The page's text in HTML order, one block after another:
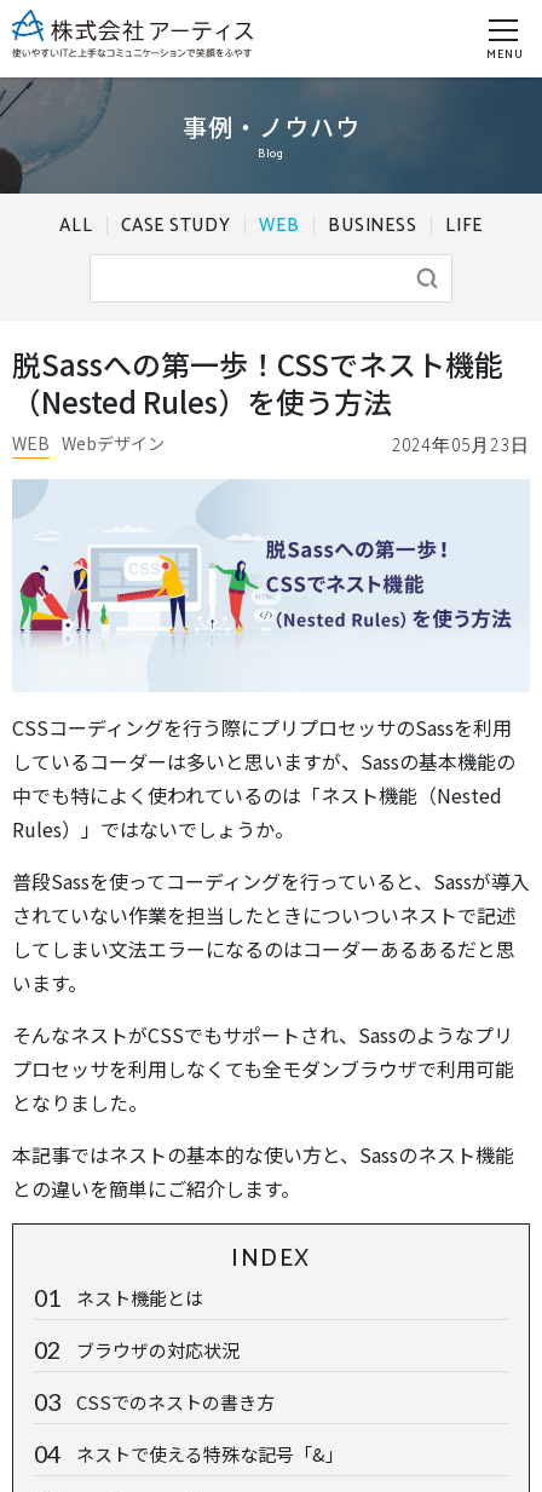
MENU
事例・ノウハウ
Blog
ALL CASE STUDY WEB BUSINESS LIFE
脱Sassへの第一歩！CSSでネスト機能
（Nested Rules）を使う方法
2024年05月23日
WEB Webデザイン
CSSコーディングを行う際にプリプロセッサのSassを利用
しているコーダーは多いと思いますが、Sassの基本機能の
中でも特によく使われているのは「ネスト機能（Nested
Rules）」ではないでしょうか。
普段Sassを使ってコーディングを行っていると、Sassが導入
されていない作業を担当したときについついネストで記述
してしまい文法エラーになるのはコーダーあるあるだと思
います。
そんなネストがCSSでもサポートされ、Sassのようなプリ
プロセッサを利用しなくても全モダンブラウザで利用可能
となりました。
本記事ではネストの基本的な使い方と、Sassのネスト機能
との違いを簡単にご紹介します。
INDEX
ネスト機能とは
ブラウザの対応状況
CSSでのネストの書き方
ネストで使える特殊な記号「&」